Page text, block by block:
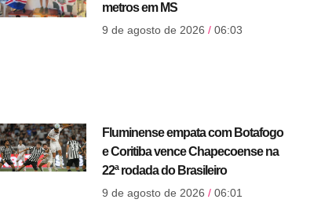
metros em MS
9 de agosto de 2026 06:03
Fluminense empata com Botafogo
e Coritiba vence Chapecoense na
22ª rodada do Brasileiro
9 de agosto de 2026 06:01